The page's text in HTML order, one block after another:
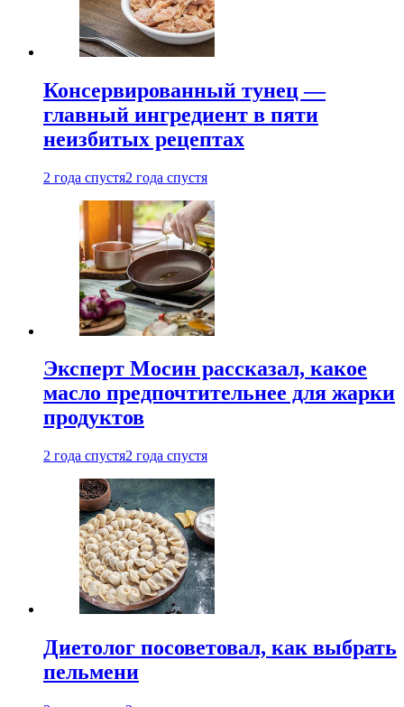
Консервированный тунец —
главный ингредиент в пяти
неизбитых рецептах
2 года спустя2 года спустя
Эксперт Мосин рассказал, какое
масло предпочтительнее для жарки
продуктов
2 года спустя2 года спустя
Диетолог посоветовал, как выбрать
пельмени